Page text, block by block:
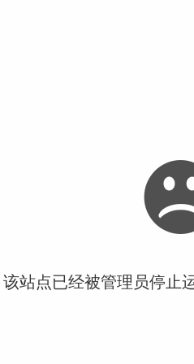
站点已经被管理员停止